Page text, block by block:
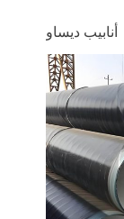
أنابيب ديساو